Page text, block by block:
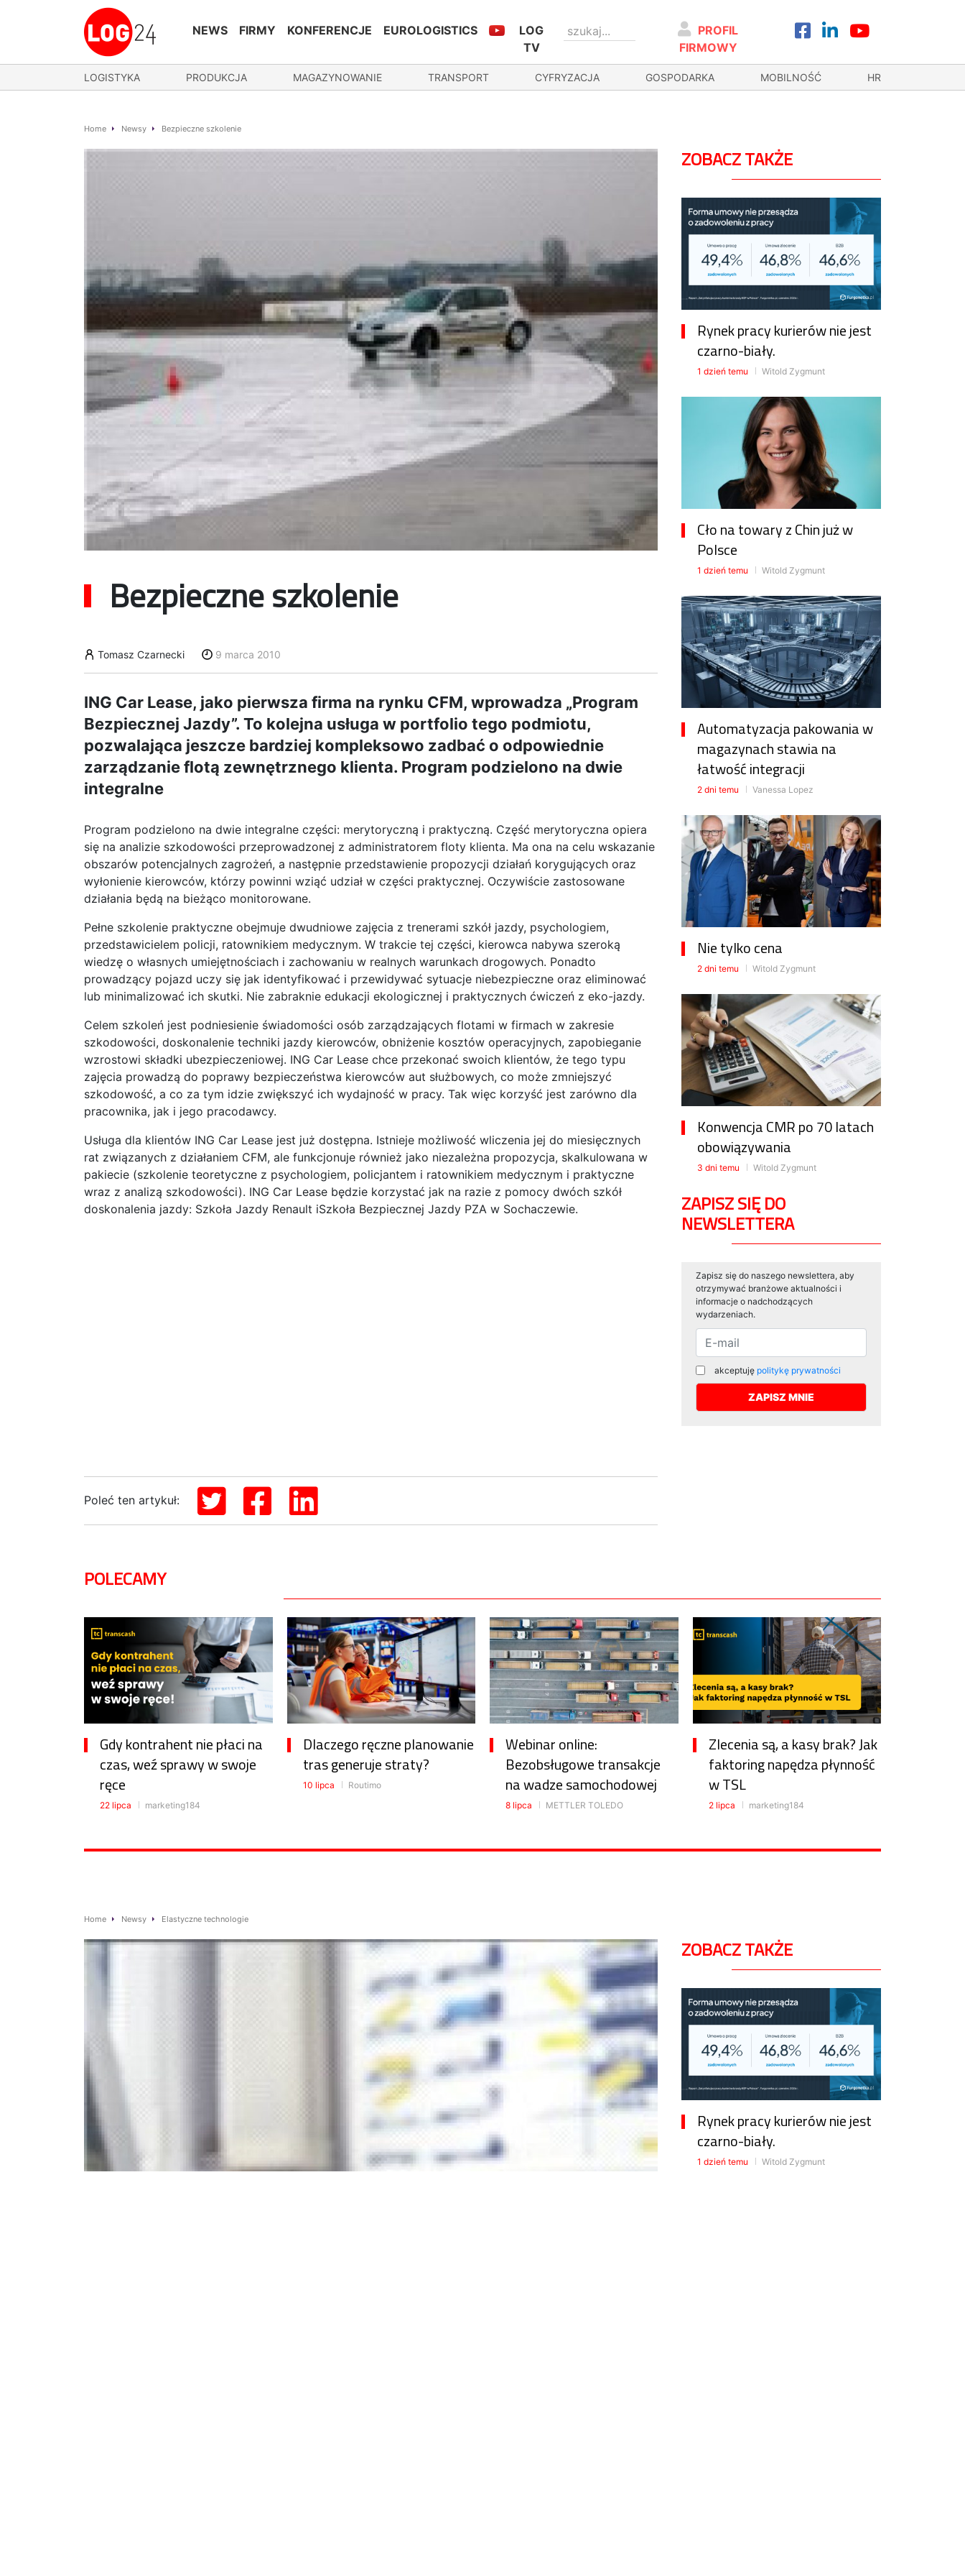
NEWS FIRMY KONFERENCJE EUROLOGISTICS
LOG
TV
PROFIL
FIRMOWY
LOGISTYKA PRODUKCJA MAGAZYNOWANIE TRANSPORT CYFRYZACJA GOSPODARKA MOBILNOŚĆ HR
Home Newsy Bezpieczne szkolenie
Bezpieczne szkolenie
Tomasz Czarnecki 9 marca 2010
ING Car Lease, jako pierwsza firma na rynku CFM, wprowadza „Program
Bezpiecznej Jazdy”. To kolejna usługa w portfolio tego podmiotu,
pozwalająca jeszcze bardziej kompleksowo zadbać o odpowiednie
zarządzanie flotą zewnętrznego klienta. Program podzielono na dwie
integralne
Program podzielono na dwie integralne części: merytoryczną i praktyczną. Część merytoryczna opiera
się na analizie szkodowości przeprowadzonej z administratorem floty klienta. Ma ona na celu wskazanie
obszarów potencjalnych zagrożeń, a następnie przedstawienie propozycji działań korygujących oraz
wyłonienie kierowców, którzy powinni wziąć udział w części praktycznej. Oczywiście zastosowane
działania będą na bieżąco monitorowane.
Pełne szkolenie praktyczne obejmuje dwudniowe zajęcia z trenerami szkół jazdy, psychologiem,
przedstawicielem policji, ratownikiem medycznym. W trakcie tej części, kierowca nabywa szeroką
wiedzę o własnych umiejętnościach i zachowaniu w realnych warunkach drogowych. Ponadto
prowadzący pojazd uczy się jak identyfikować i przewidywać sytuacje niebezpieczne oraz eliminować
lub minimalizować ich skutki. Nie zabraknie edukacji ekologicznej i praktycznych ćwiczeń z eko-jazdy.
Celem szkoleń jest podniesienie świadomości osób zarządzających flotami w firmach w zakresie
szkodowości, doskonalenie techniki jazdy kierowców, obniżenie kosztów operacyjnych, zapobieganie
wzrostowi składki ubezpieczeniowej. ING Car Lease chce przekonać swoich klientów, że tego typu
zajęcia prowadzą do poprawy bezpieczeństwa kierowców aut służbowych, co może zmniejszyć
szkodowość, a co za tym idzie zwiększyć ich wydajność w pracy. Tak więc korzyść jest zarówno dla
pracownika, jak i jego pracodawcy.
Usługa dla klientów ING Car Lease jest już dostępna. Istnieje możliwość wliczenia jej do miesięcznych
rat związanych z działaniem CFM, ale funkcjonuje również jako niezależna propozycja, skalkulowana w
pakiecie (szkolenie teoretyczne z psychologiem, policjantem i ratownikiem medycznym i praktyczne
wraz z analizą szkodowości). ING Car Lease będzie korzystać jak na razie z pomocy dwóch szkół
doskonalenia jazdy: Szkoła Jazdy Renault iSzkoła Bezpiecznej Jazdy PZA w Sochaczewie.
Poleć ten artykuł:
ZOBACZ TAKŻE
Rynek pracy kurierów nie jest
czarno-biały.
1 dzień temu Witold Zygmunt
Cło na towary z Chin już w
Polsce
1 dzień temu Witold Zygmunt
Automatyzacja pakowania w
magazynach stawia na
łatwość integracji
2 dni temu Vanessa Lopez
Nie tylko cena
2 dni temu Witold Zygmunt
Konwencja CMR po 70 latach
obowiązywania
3 dni temu Witold Zygmunt
ZAPISZ SIĘ DO
NEWSLETTERA
Zapisz się do naszego newslettera, aby
otrzymywać branżowe aktualności i
informacje o nadchodzących
wydarzeniach.
akceptuję politykę prywatności
POLECAMY
Gdy kontrahent nie płaci na
czas, weź sprawy w swoje
ręce
22 lipca marketing184
Dlaczego ręczne planowanie
tras generuje straty?
10 lipca Routimo
Webinar online:
Bezobsługowe transakcje
na wadze samochodowej
8 lipca METTLER TOLEDO
Zlecenia są, a kasy brak? Jak
faktoring napędza płynność
w TSL
2 lipca marketing184
Home Newsy Elastyczne technologie
ZOBACZ TAKŻE
Rynek pracy kurierów nie jest
czarno-biały.
1 dzień temu Witold Zygmunt